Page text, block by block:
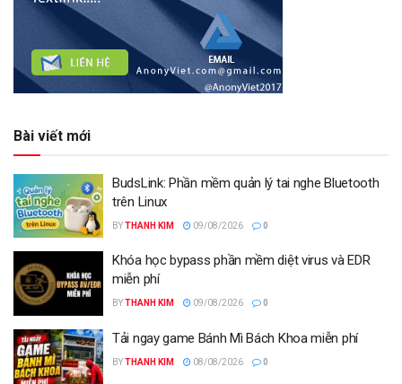
Bài viết mới
BudsLink: Phần mềm quản lý tai nghe Bluetooth
trên Linux
BYTHANH KIM 09/08/2026 0
Khóa học bypass phần mềm diệt virus và EDR
miễn phí
BYTHANH KIM 09/08/2026 0
Tải ngay game Bánh Mì Bách Khoa miễn phí
BYTHANH KIM 08/08/2026 0